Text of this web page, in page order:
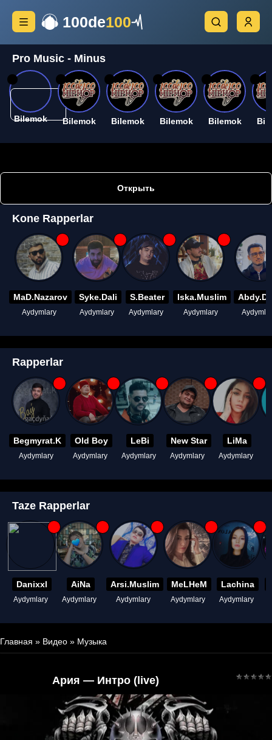
100de100
Pro Music - Minus
Bilemok Bilemok Bilemok Bilemok Bilemok
Открыть
Kone Rapperlar
MaD.Nazarov
Aydymlary
Syke.Dali
Aydymlary
S.Beater
Aydymlary
Iska.Muslim
Aydymlary
Rapperlar
Begmyrat.K
Aydymlary
Old Boy
Aydymlary
LeBi
Aydymlary
New Star
Aydymlary
LiMa
Aydymlary
Taze Rapperlar
Danixxl
Aydymlary
AiNa
Aydymlary
Arsi.Muslim
Aydymlary
MeLHeM
Aydymlary
Lachina
Aydymlary
Главная » Видео » Музыка
Ария — Интро (live)